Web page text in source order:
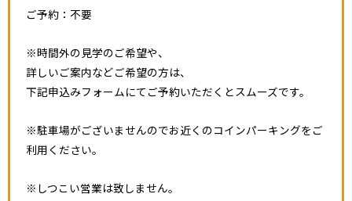
ご予約：不要
※時間外の見学のご希望や、
詳しいご案内などご希望の方は、
下記申込みフォームにてご予約いただくとスムーズです。
※駐車場がございませんのでお近くのコインパーキングをご
利用ください。
※しつこい営業は致しません。